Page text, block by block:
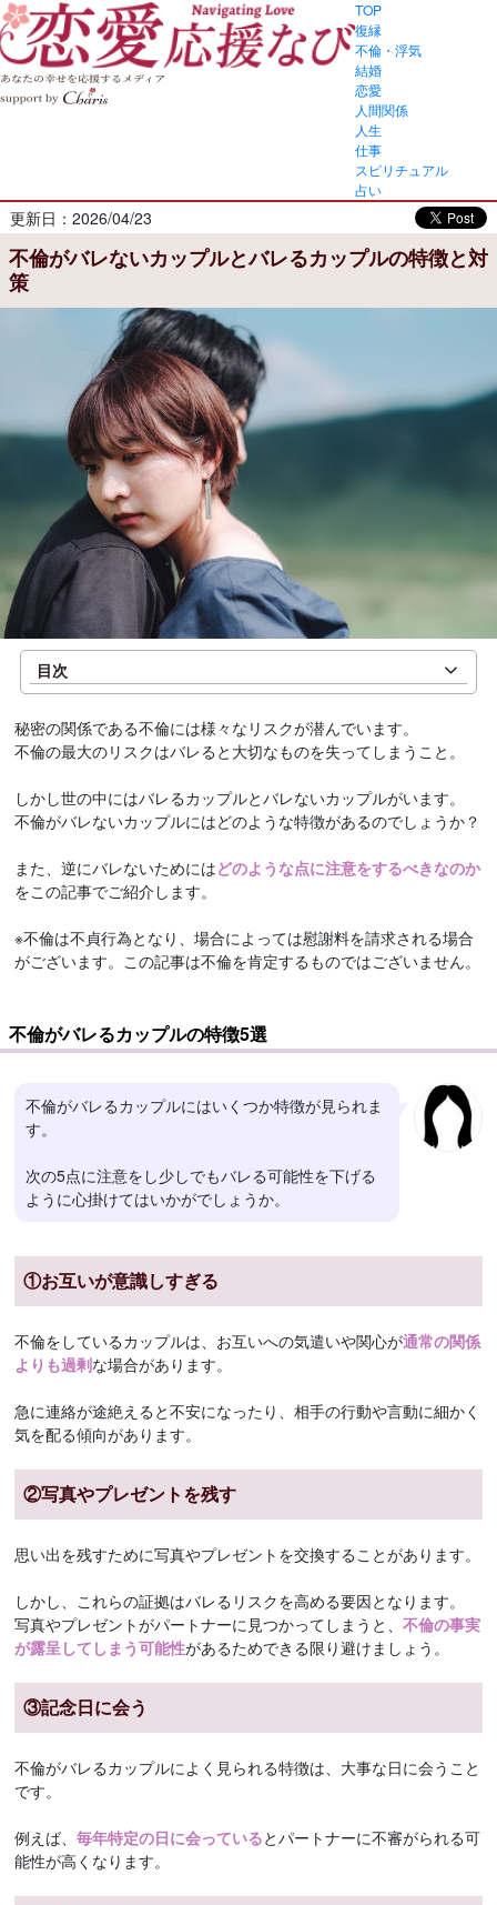
TOP
復縁
不倫・浮気
結婚
恋愛
人間関係
人生
仕事
スピリチュアル
占い
更新日：2026/04/23
不倫がバレないカップルとバレるカップルの特徴と対
策
目次
秘密の関係である不倫には様々なリスクが潜んでいます。
不倫の最大のリスクはバレると大切なものを失ってしまうこと。
しかし世の中にはバレるカップルとバレないカップルがいます。
不倫がバレないカップルにはどのような特徴があるのでしょうか？
また、逆にバレないためにはどのような点に注意をするべきなのか
をこの記事でご紹介します。
※不倫は不貞行為となり、場合によっては慰謝料を請求される場合
がございます。この記事は不倫を肯定するものではございません。
不倫がバレるカップルの特徴5選
不倫がバレるカップルにはいくつか特徴が見られま
す。
次の5点に注意をし少しでもバレる可能性を下げる
ように心掛けてはいかがでしょうか。
①お互いが意識しすぎる
不倫をしているカップルは、お互いへの気遣いや関心が通常の関係
よりも過剰な場合があります。
急に連絡が途絶えると不安になったり、相手の行動や言動に細かく
気を配る傾向があります。
②写真やプレゼントを残す
思い出を残すために写真やプレゼントを交換することがあります。
しかし、これらの証拠はバレるリスクを高める要因となります。
写真やプレゼントがパートナーに見つかってしまうと、不倫の事実
が露呈してしまう可能性があるためできる限り避けましょう。
③記念日に会う
不倫がバレるカップルによく見られる特徴は、大事な日に会うこと
です。
例えば、毎年特定の日に会っているとパートナーに不審がられる可
能性が高くなります。